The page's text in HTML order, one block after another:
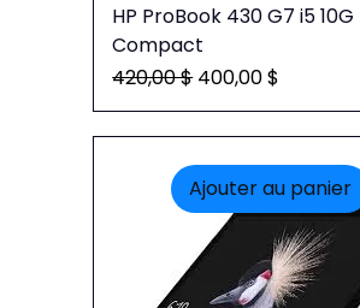
HP ProBook 430 G7 i5 10G
Compact
Prix original
420,00 $ Prix promotionnel
400,00 $
Ajouter au panier